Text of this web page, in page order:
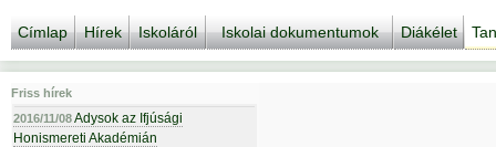
Címlap Hírek Iskoláról Iskolai dokumentumok Diákélet
Friss hírek
2016/11/08Adysok az Ifjúsági
Honismereti Akadémián